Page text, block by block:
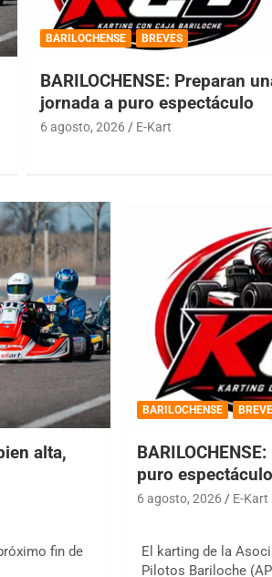
BARILOCHENSE BREVES
BARILOCHENSE: Preparan
jornada a puro espectáculo
6 agosto, 2026 E-Kart
alta,
fin de
BARILOCHENSE
puro espectáculo
6 agosto, 2026 E-Kart
El karting de la
Pilotos Bariloche